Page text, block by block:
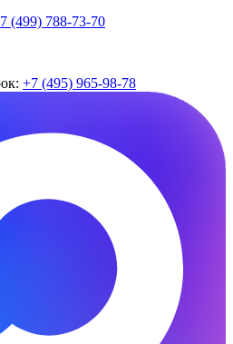
(499) 788-73-70
+7 (495) 965-98-78